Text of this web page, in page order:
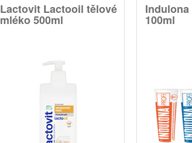
Lactovit Lactooil tělové
mléko 500ml
Indulona
100ml